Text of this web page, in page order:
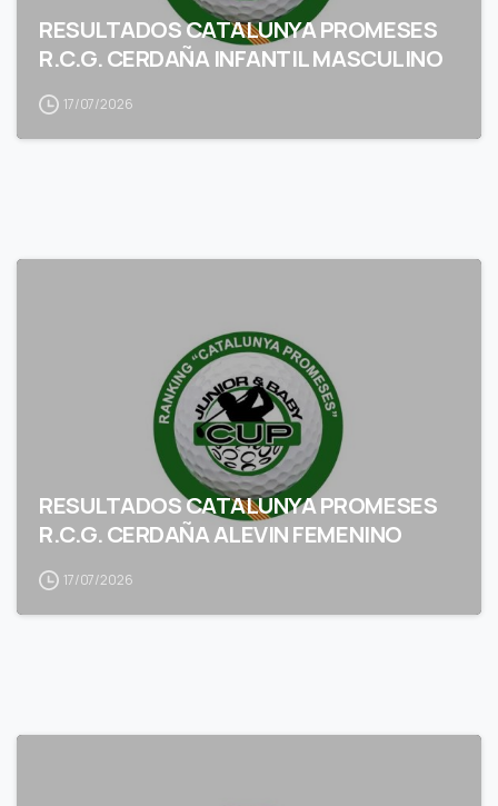
RESULTADOS CATALUNYA PROMESES
R.C.G. CERDAÑA INFANTIL MASCULINO
17/07/2026
RESULTADOS CATALUNYA PROMESES
R.C.G. CERDAÑA ALEVIN FEMENINO
17/07/2026